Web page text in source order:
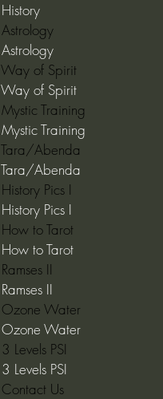
History
Astrology
Astrology
Way of Spirit
Way of Spirit
Mystic Training
Mystic Training
Tara/Abenda
Tara/Abenda
History Pics I
History Pics I
How to Tarot
How to Tarot
Ramses II
Ramses II
Ozone Water
Ozone Water
3 Levels PSI
3 Levels PSI
Contact Us